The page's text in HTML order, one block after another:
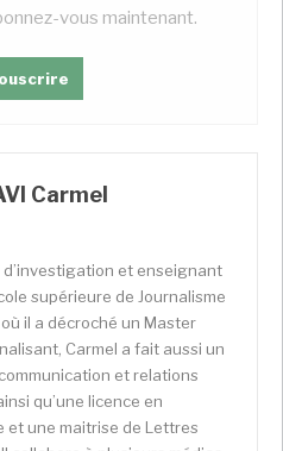
sont devenues plus
le président sortant,
d’avoir fait reculer
présidentielle, dont il a
constitutionnalistes, de
l’actuelle vice
Chabi Talata Zime.
peut avoir précipité le
d’autant plus qu’au
deux intellectuels connus
d’université et l’ex
florissants contacts de
vous maintenant.
Carmel
d’investigation et enseignant
supérieure de Journalisme
où il a décroché un Master
Carmel a fait aussi un
et relations
qu’une licence en
et une maitrise de Lettres